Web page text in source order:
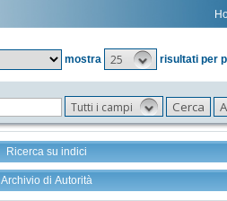
mostra
25 risultati per
Tutti i campi
Ricerca su indici
Archivio di Autorità
Tutto +